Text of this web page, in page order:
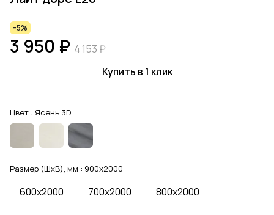
-5%
3 950 ₽ 4 153 ₽
Купить в 1 клик
Цвет : Ясень 3D
Размер (ШхВ), мм : 900x2000
600x2000 700x2000 800x2000